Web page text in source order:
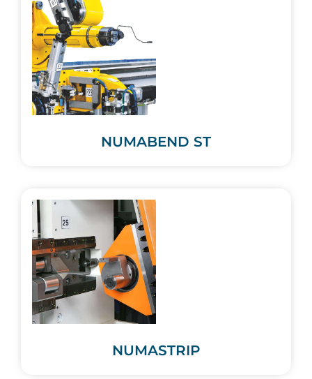
NUMABEND ST
NUMASTRIP